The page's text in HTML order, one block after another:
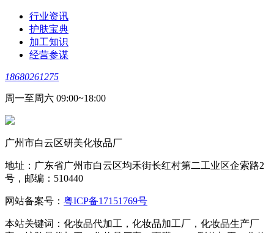
行业资讯
护肤宝典
加工知识
经营参谋
18680261275
周一至周六 09:00~18:00
广州市白云区研美化妆品厂
地址：广东省广州市白云区均禾街长红村第二工业区企索路2
号，邮编：510440
网站备案号： 粤ICP备17151769号
本站关键词：化妆品代加工，化妆品加工厂，化妆品生产厂